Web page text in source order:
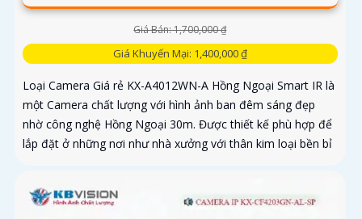
Giá Bán: 1,700,000 ₫
Giá Khuyến Mại: 1,400,000 ₫
Loại Camera Giá rẻ KX-A4012WN-A Hồng Ngoại Smart IR là
một Camera chất lượng với hình ảnh ban đêm sáng đẹp
nhờ công nghệ Hồng Ngoại 30m. Được thiết kế phù hợp để
lắp đặt ở những nơi như nhà xưởng với thân kim loại bền bỉ